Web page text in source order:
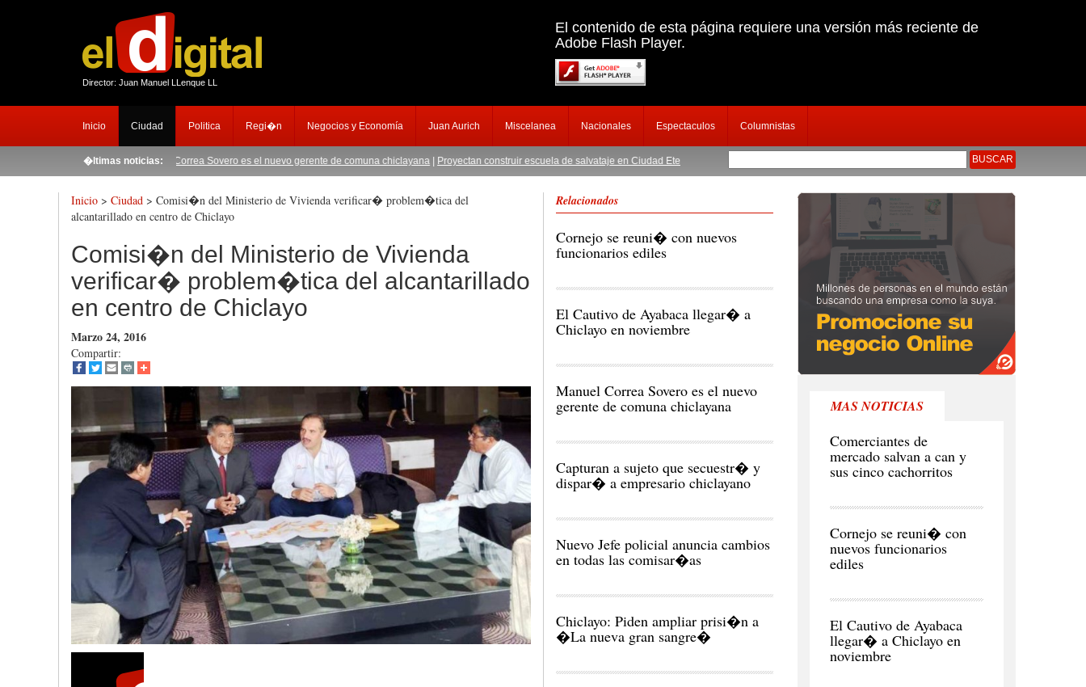
Director: Juan Manuel LLenque LL
El contenido de esta página requiere una versión más reciente de
Adobe Flash Player.
Inicio Ciudad Politica Regi�n Negocios y Economía Juan Aurich Miscelanea Nacionales Espectaculos Columnistas
�ltimas noticias:
Selva Exportadora|Manuel Correa Sovero es el nuevo gerente de comuna chiclayana|Proyectan construir escuela de salvataje en Ciudad Eten|Capturan a sujeto que secuestr� y dispar� a empresario chiclayano Nuevo Jefe policial
Inicio > Ciudad > Comisi�n del Ministerio de Vivienda verificar� problem�tica del
alcantarillado en centro de Chiclayo
Comisi�n del Ministerio de Vivienda
verificar� problem�tica del alcantarillado
en centro de Chiclayo
Marzo 24, 2016
Compartir:
Relacionados
Cornejo se reuni� con nuevos
funcionarios ediles
El Cautivo de Ayabaca llegar� a
Chiclayo en noviembre
Manuel Correa Sovero es el nuevo
gerente de comuna chiclayana
Capturan a sujeto que secuestr� y
dispar� a empresario chiclayano
Nuevo Jefe policial anuncia cambios
en todas las comisar�as
Chiclayo: Piden ampliar prisi�n a
�La nueva gran sangre�
MAS NOTICIAS
Comerciantes de
mercado salvan a can y
sus cinco cachorritos
Cornejo se reuni� con
nuevos funcionarios
ediles
El Cautivo de Ayabaca
llegar� a Chiclayo en
noviembre